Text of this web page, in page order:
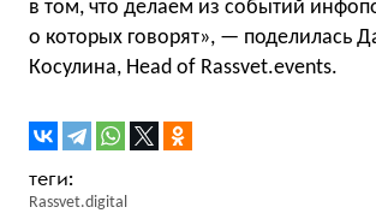
в том, что делаем из событий
о которых говорят», — поделилась
Косулина, Head of Rassvet.events.
Rassvet.digital